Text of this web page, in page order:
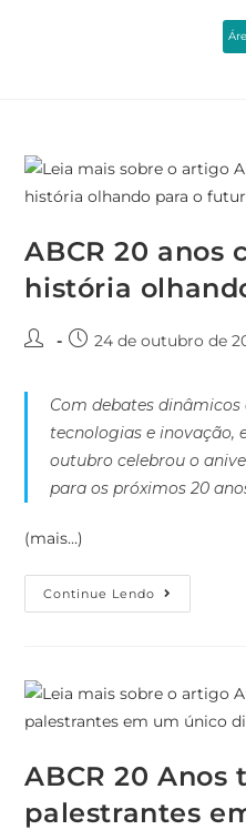
ABCR 20 anos
história
24 de outubro de
Com debates
tecnologias e inovação,
outubro celebrou o
para os próximos 20
(mais…)
Continue Lendo
ABCR 20 Anos
palestrantes